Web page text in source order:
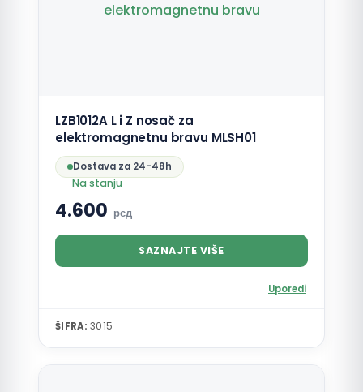
LZB1012A L i Z nosač za
elektromagnetnu bravu MLSH01
Dostava za 24-48h
Na stanju
4.600 рсд
SAZNAJTE VIŠE
Uporedi
ŠIFRA: 3015